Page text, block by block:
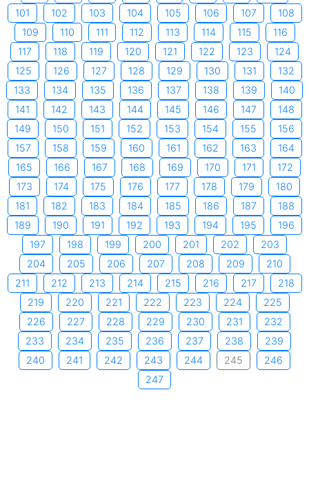
101
102 103 104 105 106 107
108
109
110 111 112 113 114 115
116
117
118 119 120 121 122 123
124
125
126 127 128 129 130 131
132
133
134 135 136 137 138 139
140
141
142 143 144 145 146 147
148
149
150 151 152 153 154 155
156
157
158 159 160 161 162 163
164
165
166 167 168 169 170 171
172
173
174 175 176 177 178 179
180
181
182 183 184 185 186 187
188
189
190 191 192 193 194 195
196
197
198 199 200 201 202
203
204
205 206 207 208 209
210
211
212 213 214 215 216 217
218
219
220 221 222 223 224
225
226
227 228 229 230 231
232
233
234 235 236 237 238
239
240
241 242 243 244 245
246
247